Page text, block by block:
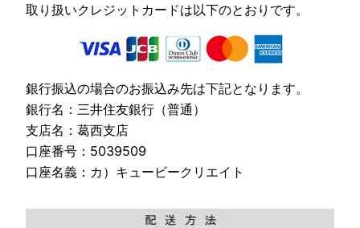
取り扱いクレジットカードは以下のとおりです。
銀行振込の場合のお振込み先は下記となります。
銀行名：三井住友銀行（普通）
支店名：葛西支店
口座番号：5039509
口座名義：カ）キュービークリエイト